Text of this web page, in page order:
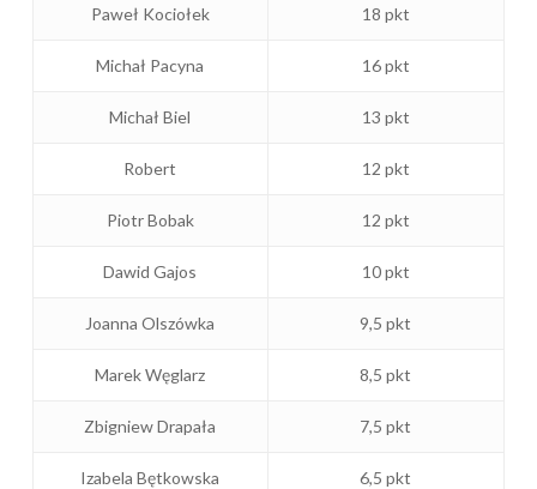
Paweł Kociołek 18 pkt
Michał Pacyna 16 pkt
Michał Biel 13 pkt
Robert 12 pkt
Piotr Bobak 12 pkt
Dawid Gajos 10 pkt
Joanna Olszówka 9,5 pkt
Marek Węglarz 8,5 pkt
Zbigniew Drapała 7,5 pkt
Izabela Bętkowska 6,5 pkt